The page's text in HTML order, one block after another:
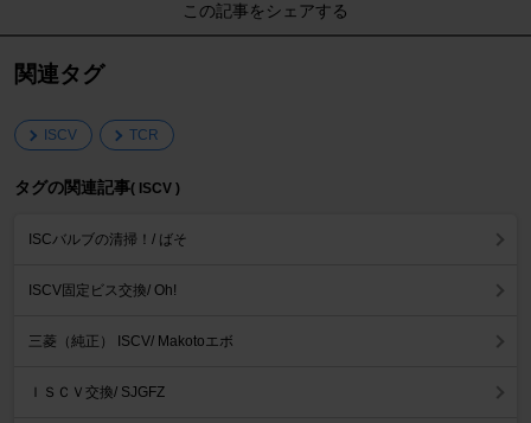
この記事をシェアする
関連タグ
ISCV TCR
タグの関連記事( ISCV )
ISCバルブの清掃！/ ばそ
ISCV固定ビス交換/ Oh!
三菱（純正） ISCV/ Makotoエボ
ＩＳＣＶ交換/ SJGFZ